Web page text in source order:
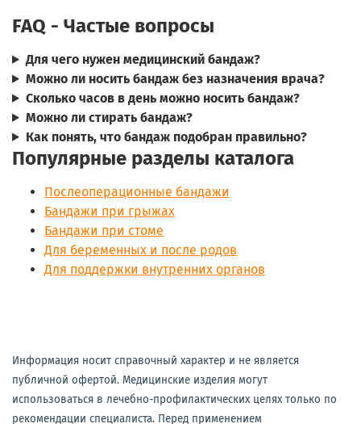
FAQ - Частые вопросы
Для чего нужен медицинский бандаж?
Можно ли носить бандаж без назначения врача?
Сколько часов в день можно носить бандаж?
Можно ли стирать бандаж?
Как понять, что бандаж подобран правильно?
Популярные разделы каталога
Послеоперационные бандажи
Бандажи при грыжах
Бандажи при стоме
Для беременных и после родов
Для поддержки внутренних органов
Информация носит справочный характер и не является
публичной офертой. Медицинские изделия могут
использоваться в лечебно-профилактических целях только по
рекомендации специалиста. Перед применением